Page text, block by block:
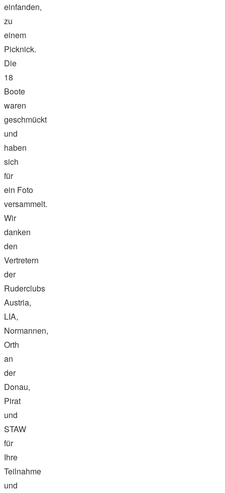
einfanden,
zu
einem
Picknick.
Die
18
Boote
waren
geschmückt
und
haben
sich
für
ein Foto
versammelt.
Wir
danken
den
Vertretern
der
Ruderclubs
Austria,
LIA,
Normannen,
Orth
an
der
Donau,
Pirat
und
STAW
für
Ihre
Teilnahme
und